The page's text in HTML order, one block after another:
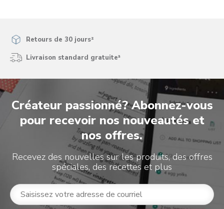
Retours de 30 jours²
Livraison standard gratuite³
Créateur passionné? Abonnez-vous
pour recevoir nos nouveautés et
nos offres.
Recevez des nouvelles sur les produits, des offres
spéciales, des recettes et plus